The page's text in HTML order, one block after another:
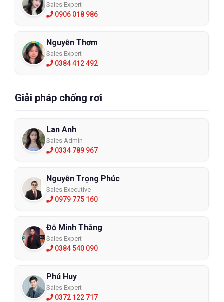
Sales Expert
0906 018 986
Nguyễn Thơm
Sales Expert
0384 412 492
Giải pháp chống rơi
Lan Anh
Sales Admin
0334 789 967
Nguyễn Trọng Phúc
Sales Executive
0979 775 160
Đỗ Minh Thắng
Sales Expert
0384 540 090
Phú Huy
Sales Expert
0372 122 717